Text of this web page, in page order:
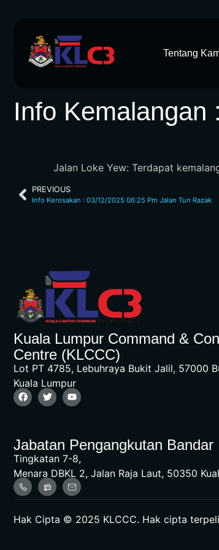
Tentang
Info Kemalangan
Jalan Loke Yew: Terdapat
PREVIOUS
Info Kerosakan : 03/12/2025 06:25 Pm Jalan Tun Razak
Kuala Lumpur Command &
Centre (KLCCC)
Lot PT 4785, Lebuhraya Bukit Jalil, 57000
Kuala Lumpur
Jabatan Pengangkutan Bandar
Tingkatan 7-8,
Menara DBKL 2, Jalan Raja Laut, 50350
Hak Cipta © 2025 KLCCC. Hak cipta